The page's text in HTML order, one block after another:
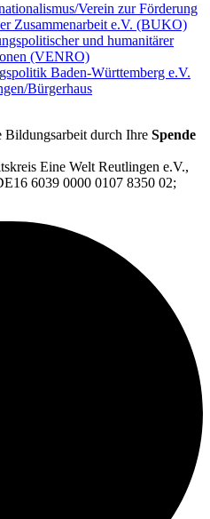
Verein zur Förderung
Zusammenarbeit e.V. (BUKO)
und humanitärer
(VENRO)
Baden-Württemberg e.V.
Bürgerhaus
Bildungsarbeit durch Ihre Spende
Eine Welt Reutlingen e.V.,
6039 0000 0107 8350 02;